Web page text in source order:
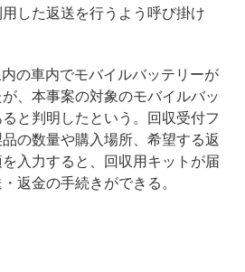
した返送を行うよう呼び掛け
の車内でモバイルバッテリーが
、本事案の対象のモバイルバッ
と判明したという。回収受付フ
の数量や購入場所、希望する返
入力すると、回収用キットが届
返金の手続きができる。